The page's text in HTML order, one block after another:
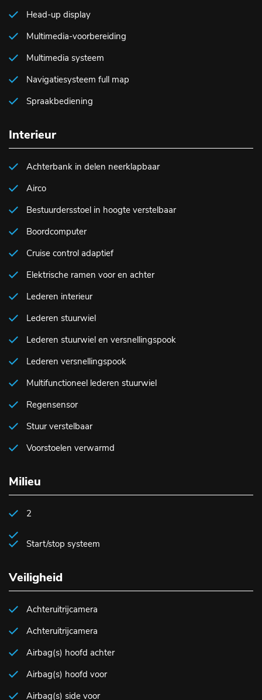
Head-up display
Multimedia-voorbereiding
Multimedia systeem
Navigatiesysteem full map
Spraakbediening
Interieur
Achterbank in delen neerklapbaar
Airco
Bestuurdersstoel in hoogte verstelbaar
Boordcomputer
Cruise control adaptief
Elektrische ramen voor en achter
Lederen interieur
Lederen stuurwiel
Lederen stuurwiel en versnellingspook
Lederen versnellingspook
Multifunctioneel lederen stuurwiel
Regensensor
Stuur verstelbaar
Voorstoelen verwarmd
Milieu
2
Start/stop systeem
Veiligheid
Achteruitrijcamera
Achteruitrijcamera
Airbag(s) hoofd achter
Airbag(s) hoofd voor
Airbag(s) side voor